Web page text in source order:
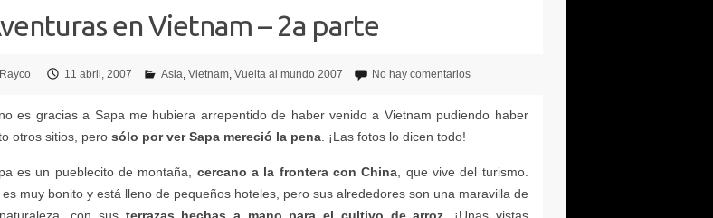
Rayco 11 abril, 2007 Asia Vietnam Vuelta al mundo 2007 No hay comentarios
sólo por ver Sapa mereció la pena
cercano a la frontera con China
terrazas hechas a mano para el cultivo de arroz